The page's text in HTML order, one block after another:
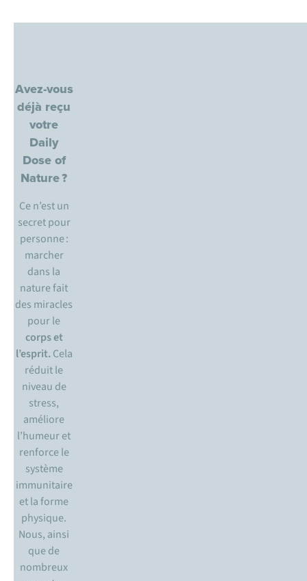
Avez-vous
déjà reçu
votre
Daily
Dose of
Nature ?
Ce n’est un
secret pour
personne :
marcher
dans la
nature fait
des miracles
pour le
corps et
l’esprit. Cela
réduit le
niveau de
stress,
améliore
l’humeur et
renforce le
système
immunitaire
et la forme
physique.
Nous, ainsi
que de
nombreux